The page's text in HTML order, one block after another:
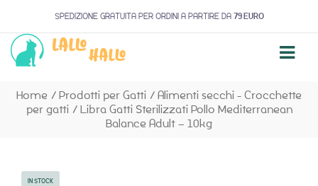
SPEDIZIONE GRATUITA PER ORDINI A PARTIRE DA 79 EURO
Home / Prodotti per Gatti / Alimenti secchi - Crocchette
per gatti / Libra Gatti Sterilizzati Pollo Mediterranean
Balance Adult – 10kg
IN STOCK